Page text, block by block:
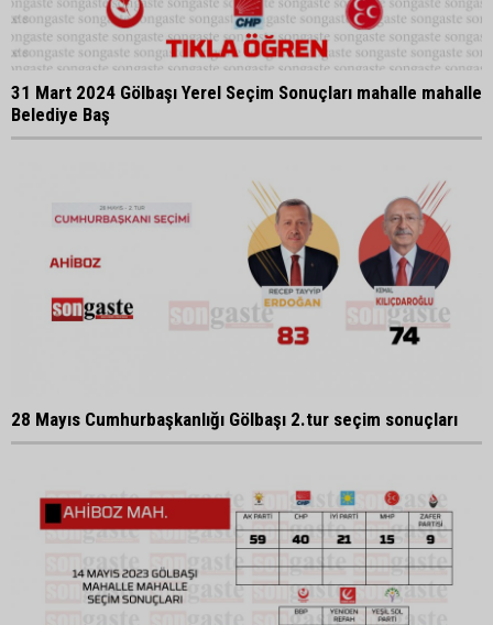
31 Mart 2024 Gölbaşı Yerel Seçim Sonuçları mahalle mahalle
Belediye Baş
28 Mayıs Cumhurbaşkanlığı Gölbaşı 2.tur seçim sonuçları